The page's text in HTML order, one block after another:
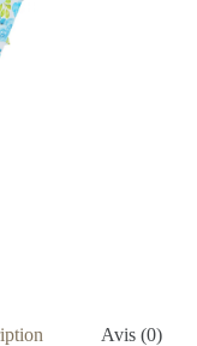
Avis (0)